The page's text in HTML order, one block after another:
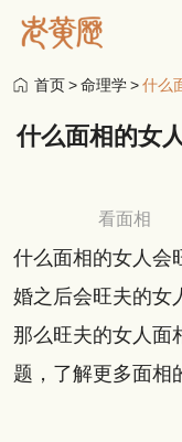
首页>命理学>什么
什么面相的女
看面相
什么面相的女人会
婚之后会旺夫的女
那么旺夫的女人面
题，了解更多面相